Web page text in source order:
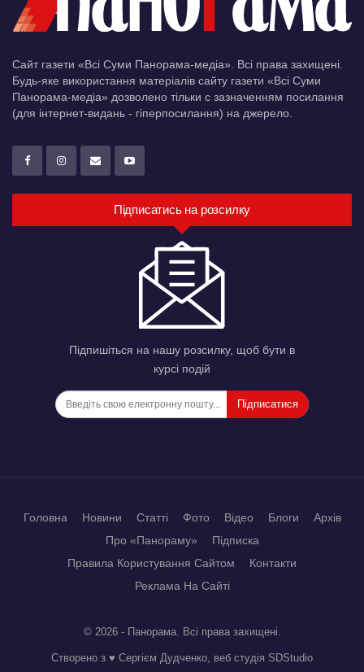
Сайт газети «Всі Суми Панорама-медіа». Всі права захищені.
Будь-яке використання матеріалів сайту газети «Всі Суми
Панорама-медіа» дозволено тільки c зазначенням посилання
(для інтернет-видань - гіперпосилання) на джерело.
Підписатись на розсилку
Підпишіться на нашу розсилку, щоб бути в
курсі подій
Підписатися
Головна Новини Статті Фото Відео Блоги
Архів
Про «Панораму»
Підписка
Правила Користування Сайтом
Контакти
Реклама На Сайті
© 2026 - Панорама. Всі права захищені.
Створено з ♥ Сергієм Дудченко, веб студія SDStudio